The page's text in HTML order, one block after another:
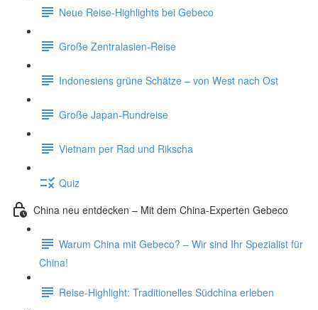
Neue Reise-Highlights bei Gebeco
Große Zentralasien-Reise
Indonesiens grüne Schätze – von West nach Ost
Große Japan-Rundreise
Vietnam per Rad und Rikscha
Quiz
China neu entdecken – Mit dem China-Experten Gebeco
Warum China mit Gebeco? – Wir sind Ihr Spezialist für
China!
Reise-Highlight: Traditionelles Südchina erleben